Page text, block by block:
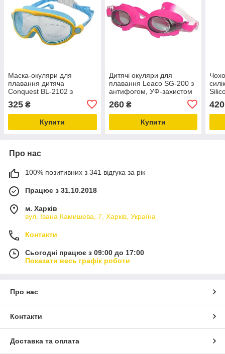
Маска-окуляри для
плавання дитяча
Conquest BL-2102 з
берушами антифог (для
дітей від 4 до 8 років)
325 ₴
Купити
Дитячі окуляри для
плавання Leaco SG-200 з
антифогом, УФ-захистом
260₴
Купити
420
Про нас
100% позитивних з 341 відгука за рік
Працює з 31.10.2018
м. Харків
вул. Івана Камишева, 7, Харків, Україна
Контакти
Сьогодні працює з 09:00 до 17:00
Показати весь графік роботи
Про нас
Контакти
Доставка та оплата